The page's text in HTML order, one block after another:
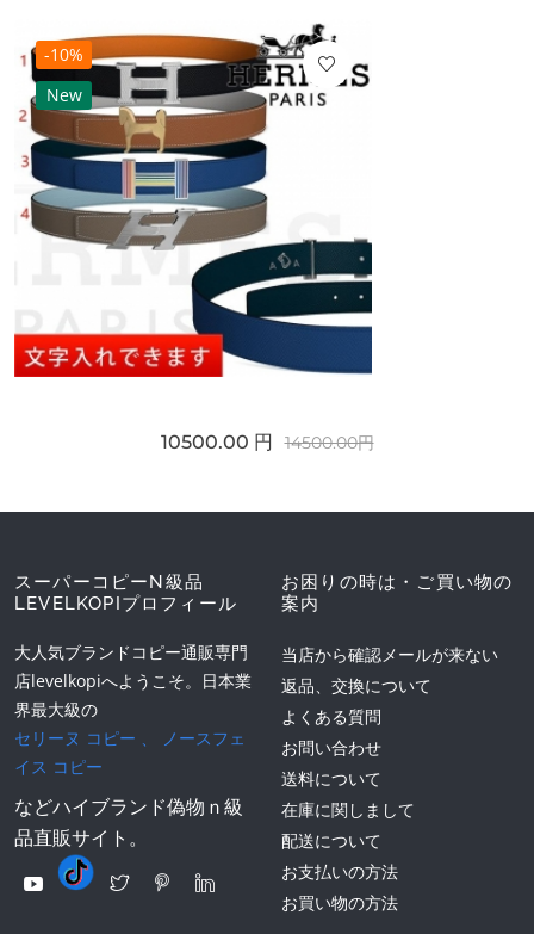
-10%
New
10500.00 円 14500.00円
スーパーコピーN級品
LEVELKOPIプロフィール
大人気ブランドコピー通販専門
店levelkopiへようこそ。日本業
界最大級の
セリーヌ コピー
ノースフェ
イス コピー
などハイブランド偽物ｎ級
品直販サイト。
お困りの時は・ご買い物の
案内
当店から確認メールが来ない
返品、交換について
よくある質問
お問い合わせ
送料について
在庫に関しまして
配送について
お支払いの方法
お買い物の方法